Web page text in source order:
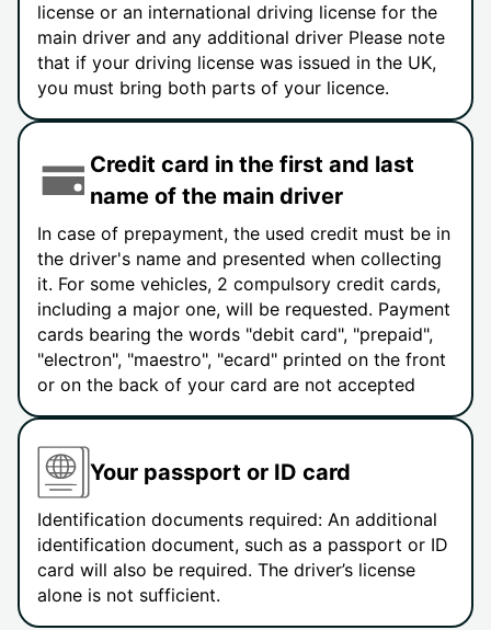
license or an international driving license for the
main driver and any additional driver Please note
that if your driving license was issued in the UK,
you must bring both parts of your licence.
Credit card in the first and last
name of the main driver
In case of prepayment, the used credit must be in
the driver's name and presented when collecting
it. For some vehicles, 2 compulsory credit cards,
including a major one, will be requested. Payment
cards bearing the words "debit card", "prepaid",
"electron", "maestro", "ecard" printed on the front
or on the back of your card are not accepted
Your passport or ID card
Identification documents required: An additional
identification document, such as a passport or ID
card will also be required. The driver’s license
alone is not sufficient.